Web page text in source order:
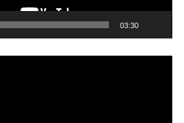
03:30